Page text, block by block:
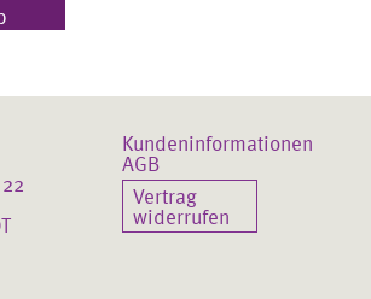
Kundeninformationen
AGB
Vertrag
widerrufen